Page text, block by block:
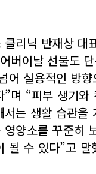
클리닉 반재상 대
버이날 선물도
어 실용적인 방향
며 “피부 생기와
서는 생활 습관을
영양소를 꾸준히
될 수 있다”고 말